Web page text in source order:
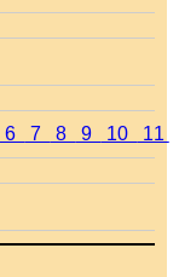
6 7 8 9 10 11